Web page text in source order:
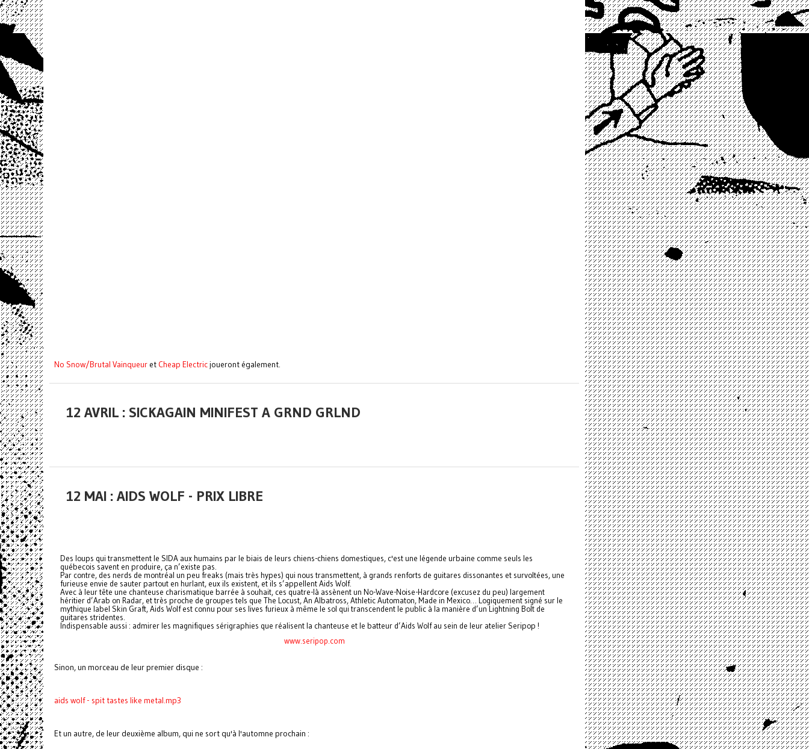
No Snow/Brutal Vainqueur et Cheap Electricjoueront également.
12 AVRIL : SICKAGAIN MINIFEST A GRND GRLND
12 MAI : AIDS WOLF - PRIX LIBRE
Des loups qui transmettent le SIDA aux humains par le biais de leurs chiens-chiens domestiques, c'est une légende urbaine comme seuls les
québecois savent en produire, ça n’existe pas.
Par contre, des nerds de montréal un peu freaks (mais très hypes) qui nous transmettent, à grands renforts de guitares dissonantes et survoltées, une
furieuse envie de sauter partout en hurlant, eux ils existent, et ils s’appellent Aids Wolf.
Avec à leur tête une chanteuse charismatique barrée à souhait, ces quatre-là assènent un No-Wave-Noise-Hardcore (excusez du peu) largement
héritier d’Arab on Radar, et très proche de groupes tels que The Locust, An Albatross, Athletic Automaton, Made in Mexico… Logiquement signé sur le
mythique label Skin Graft, Aids Wolf est connu pour ses lives furieux à même le sol qui transcendent le public à la manière d’un Lightning Bolt de
guitares stridentes.
Indispensable aussi : admirer les magnifiques sérigraphies que réalisent la chanteuse et le batteur d’Aids Wolf au sein de leur atelier Seripop !
www.seripop.com
Sinon, un morceau de leur premier disque :
aids wolf - spit tastes like metal.mp3
Et un autre, de leur deuxième album, qui ne sort qu'à l'automne prochain :